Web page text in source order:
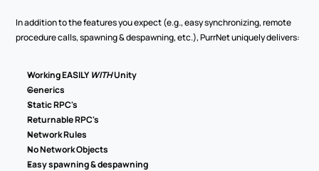
In addition to the features you expect (e.g., easy synchronizing, remote
procedure calls, spawning & despawning, etc.), PurrNet uniquely delivers:
Working EASILY WITH Unity
Generics
Static RPC's
Returnable RPC's
Network Rules
No Network Objects
Easy spawning & despawning